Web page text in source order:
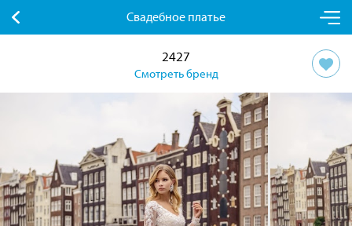
Свадебное платье
2427
Смотреть бренд